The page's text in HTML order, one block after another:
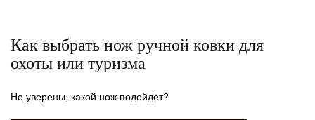
Как выбрать нож ручной ковки для
охоты или туризма
Не уверены, какой нож подойдёт?